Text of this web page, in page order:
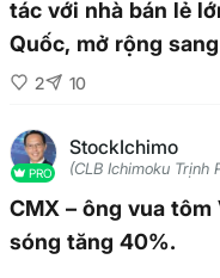
tác với nhà bán lẻ
Quốc, mở rộng
biến cá
2 10
PRO
StockIchimo
(CLB Ichimoku Trịnh
CMX – ông vua tôm
sóng tăng 40%.